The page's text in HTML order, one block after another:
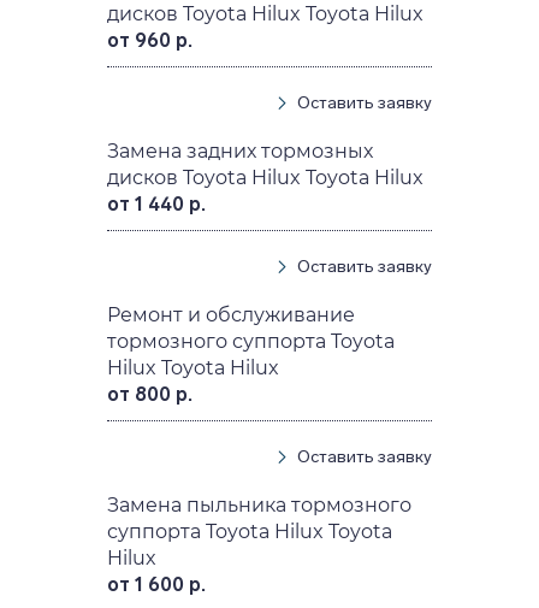
дисков Toyota Hilux Toyota Hilux
от 960 р.
Оставить заявку
Замена задних тормозных
дисков Toyota Hilux Toyota Hilux
от 1 440 р.
Оставить заявку
Ремонт и обслуживание
тормозного суппорта Toyota
Hilux Toyota Hilux
от 800 р.
Оставить заявку
Замена пыльника тормозного
суппорта Toyota Hilux Toyota
Hilux
от 1 600 р.